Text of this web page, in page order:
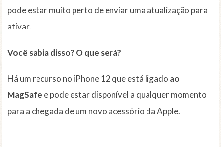
pode estar muito perto de enviar uma atualização para
ativar.
Você sabia disso? O que será?
Há um recurso no iPhone 12 que está ligado ao
MagSafe e pode estar disponível a qualquer momento
para a chegada de um novo acessório da Apple.